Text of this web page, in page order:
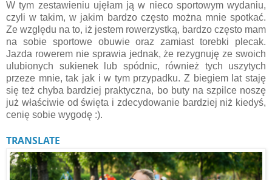
W tym zestawieniu ujęłam ją w nieco sportowym wydaniu,
czyli w takim, w jakim bardzo często można mnie spotkać.
Ze względu na to, iż jestem rowerzystką, bardzo często mam
na sobie sportowe obuwie oraz zamiast torebki plecak.
Jazda rowerem nie sprawia jednak, że rezygnuję ze swoich
ulubionych sukienek lub spódnic, również tych uszytych
przeze mnie, tak jak i w tym przypadku. Z biegiem lat staję
się też chyba bardziej praktyczna, bo buty na szpilce noszę
już właściwie od święta i zdecydowanie bardziej niż kiedyś,
cenię sobie wygodę :).
TRANSLATE